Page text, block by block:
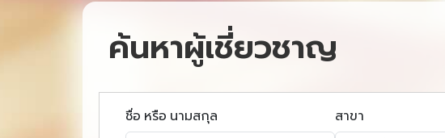
ค้นหาผู้เชี่ยวชาญ
ชื่อ หรือ นามสกุล สาขา